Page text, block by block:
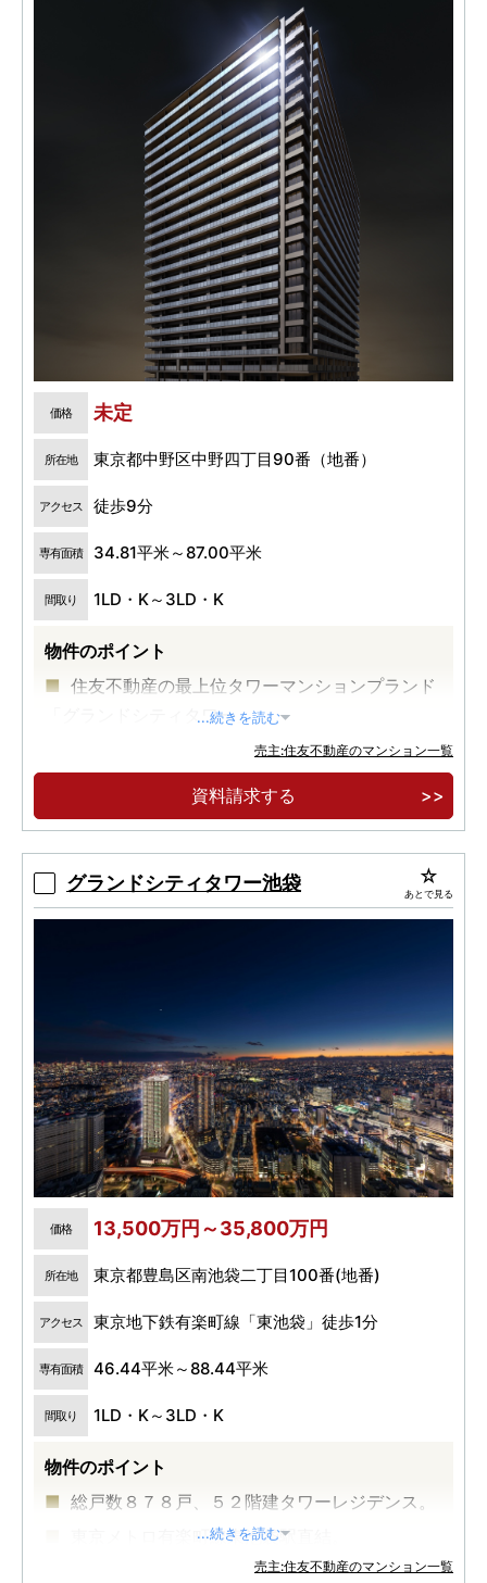
価格 未定
所在地 東京都中野区中野四丁目90番（地番）
アクセス 徒歩9分
専有面積 34.81平米～87.00平米
間取り 1LD・K～3LD・K
物件のポイント
住友不動産の最上位タワーマンションプランド
「グランドシティタワー」。
進化を続ける再開発エリアに誕生する、大規模
免震タワーレジデンス。
ト。
...続きを読む
売主:住友不動産のマンション一覧
資料請求する
グランドシティタワー池袋 あとで見る
価格 13,500万円～35,800万円
所在地 東京都豊島区南池袋二丁目100番(地番)
アクセス 東京地下鉄有楽町線「東池袋」徒歩1分
専有面積 46.44平米～88.44平米
間取り 1LD・K～3LD・K
物件のポイント
総戸数８７８戸、５２階建タワーレジデンス。
東京メトロ有楽町線東池袋駅直結。
JR山手線池袋駅徒歩9分。
...続きを読む
売主:住友不動産のマンション一覧